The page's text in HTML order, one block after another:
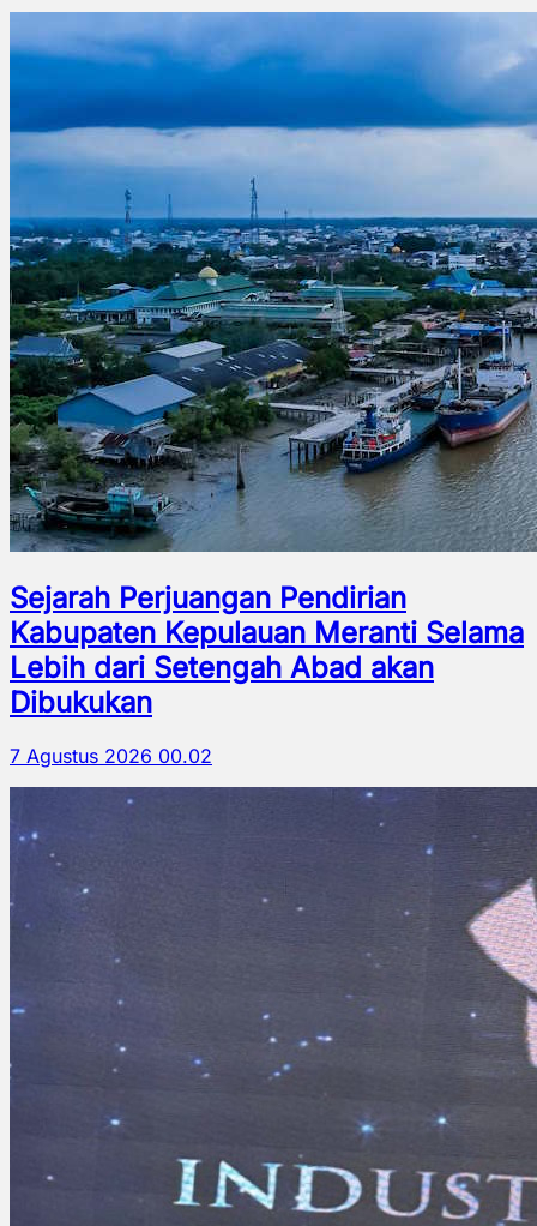
Sejarah Perjuangan Pendirian
Kabupaten Kepulauan Meranti Selama
Lebih dari Setengah Abad akan
Dibukukan
7 Agustus 2026 00.02